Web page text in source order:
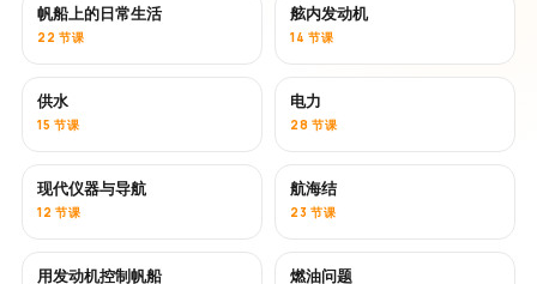
帆船上的日常生活
22 节课
舷内发动机
14 节课
供水
15 节课
电力
28 节课
现代仪器与导航
12 节课
航海结
23 节课
用发动机控制帆船 燃油问题